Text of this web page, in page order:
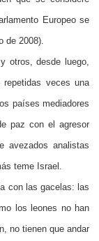
Europeo se
de 2008).
otros, desde luego,
veces una
países mediadores
paz con el agresor
avezados analistas
teme Israel.
con las gacelas: las
los leones no han
no tienen que andar